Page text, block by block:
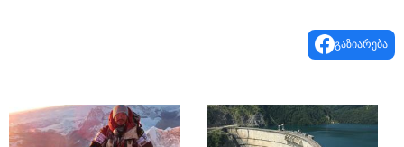
გაზიარება